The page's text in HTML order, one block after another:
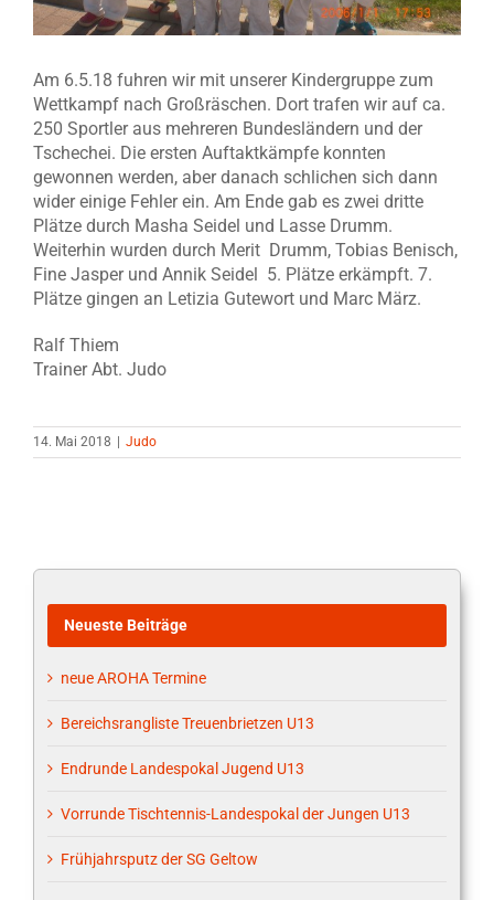
Am 6.5.18 fuhren wir mit unserer Kindergruppe zum
Wettkampf nach Großräschen. Dort trafen wir auf ca.
250 Sportler aus mehreren Bundesländern und der
Tschechei. Die ersten Auftaktkämpfe konnten
gewonnen werden, aber danach schlichen sich dann
wider einige Fehler ein. Am Ende gab es zwei dritte
Plätze durch Masha Seidel und Lasse Drumm.
Weiterhin wurden durch Merit Drumm, Tobias Benisch,
Fine Jasper und Annik Seidel 5. Plätze erkämpft. 7.
Plätze gingen an Letizia Gutewort und Marc März.
Ralf Thiem
Trainer Abt. Judo
14. Mai 2018 Judo
Neueste Beiträge
neue AROHA Termine
Bereichsrangliste Treuenbrietzen U13
Endrunde Landespokal Jugend U13
Vorrunde Tischtennis-Landespokal der Jungen U13
Frühjahrsputz der SG Geltow